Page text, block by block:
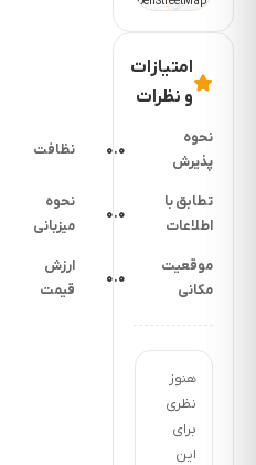
امتیازات
و نظرات
نحوه
پذیرش
۰.۰ نظافت
تطابق با
اطلاعات
۰.۰
نحوه
میزبانی
موقعیت
مکانی
۰.۰
ارزش
قیمت
هنوز
نظری
برای
این